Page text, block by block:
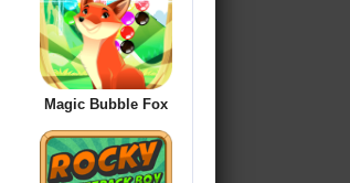
Magic Bubble Fox